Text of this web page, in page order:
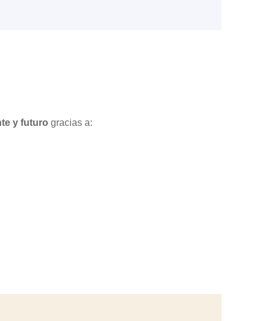
y futuro gracias a: